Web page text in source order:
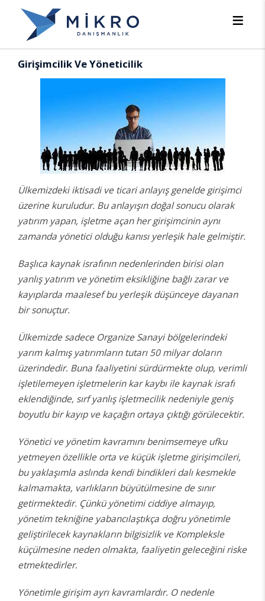
Girişimcilik Ve Yöneticilik
Ülkemizdeki iktisadi ve ticari anlayış genelde girişimci
üzerine kuruludur. Bu anlayışın doğal sonucu olarak
yatırım yapan, işletme açan her girişimcinin aynı
zamanda yönetici olduğu kanısı yerleşik hale gelmiştir.
Başlıca kaynak israfının nedenlerinden birisi olan
yanlış yatırım ve yönetim eksikliğine bağlı zarar ve
kayıplarda maalesef bu yerleşik düşünceye dayanan
bir sonuçtur.
Ülkemizde sadece Organize Sanayi bölgelerindeki
yarım kalmış yatırımların tutarı 50 milyar doların
üzerindedir. Buna faaliyetini sürdürmekte olup, verimli
işletilemeyen işletmelerin kar kaybı ile kaynak israfı
eklendiğinde, sırf yanlış işletmecilik nedeniyle geniş
boyutlu bir kayıp ve kaçağın ortaya çıktığı görülecektir.
Yönetici ve yönetim kavramını benimsemeye ufku
yetmeyen özellikle orta ve küçük işletme girişimcileri,
bu yaklaşımla aslında kendi bindikleri dalı kesmekle
kalmamakta, varlıkların büyütülmesine de sınır
getirmektedir. Çünkü yönetimi ciddiye almayıp,
yönetim tekniğine yabancılaştıkça doğru yönetimle
geliştirilecek kaynakların bilgisizlik ve Kompleksle
küçülmesine neden olmakta, faaliyetin geleceğini riske
etmektedirler.
Yönetimle girişim ayrı kavramlardır. O nedenle